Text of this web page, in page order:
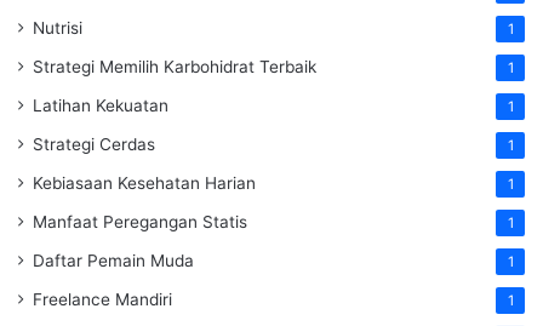
Nutrisi 1
Strategi Memilih Karbohidrat Terbaik 1
Latihan Kekuatan 1
Strategi Cerdas 1
Kebiasaan Kesehatan Harian 1
Manfaat Peregangan Statis 1
Daftar Pemain Muda 1
Freelance Mandiri 1